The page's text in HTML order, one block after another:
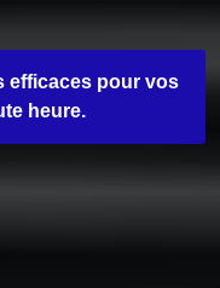
efficaces pour vos
heure.